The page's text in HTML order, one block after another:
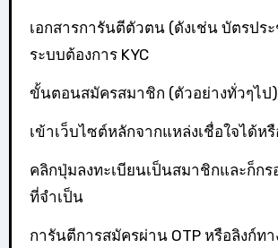
เอกสารการันตีตัวตน (ดังเช่น บัตรปร
ระบบต้องการ KYC
ขั้นตอนสมัครสมาชิก (ตัวอย่างทั่วๆไป)
เข้าเว็บไซต์หลักจากแหล่งเชื่อใจได้หรื
คลิกปุ่มลงทะเบียนเป็นสมาชิกและก็ก
ที่จำเป็น
การันตีการสมัครผ่าน OTP หรือลิงก์ทา